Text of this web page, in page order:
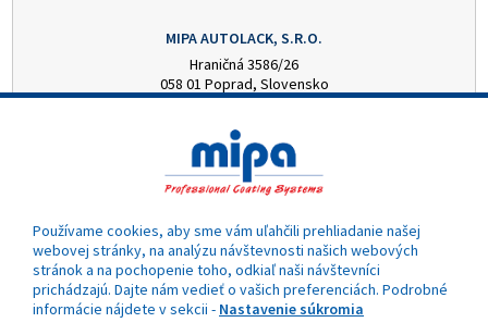
MIPA AUTOLACK, S.R.O.
Hraničná 3586/26
058 01 Poprad, Slovensko
mipa@autolack.sk
OTVÁRACIE HODINY
Pondelok - Piatok: 8:00 - 16:00 hod.
Používame cookies, aby sme vám uľahčili prehliadanie našej
webovej stránky, na analýzu návštevnosti našich webových
stránok a na pochopenie toho, odkiaľ naši návštevníci
prichádzajú. Dajte nám vedieť o vašich preferenciách. Podrobné
informácie nájdete v sekcii - Nastavenie súkromia